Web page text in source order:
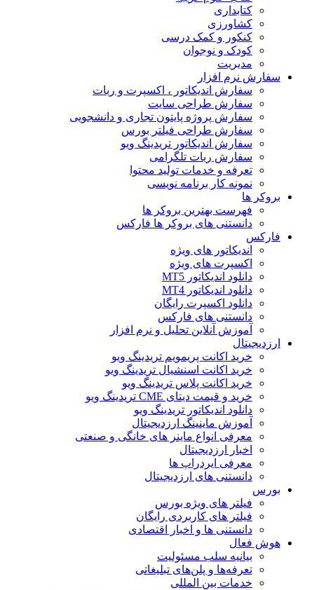
کتابداری
کشاورزی
کنکور و کمک‌ درسی
کودک و نوجوان
مدیریت
سفارش نرم افزار
سفارش اندیکاتور ، اکسپرت و ربات
سفارش طراحی سایت
سفارش پروژه پایتون تجاری و دانشجویی
سفارش طراحی فیلتر بورس
سفارش اندیکاتور تریدینگ ویو
سفارش ربات تلگرامی
تعرفه و خدمات تولید محتوا
نمونه کار برنامه نویسی
بروکر ها
فهرست بهترین بروکر ها
دانستنی های بروکر ها فارکس
فارکس
اندیکاتور های ویژه
اکسپرت های ویژه
دانلود اندیکاتور MT5
دانلود اندیکاتور MT4
دانلود اکسپرت رایگان
دانستنی های فارکس
آموزش آنلاین تحلیل و نرم افزار
ارزدیجیتال
خرید اکانت پریمویم تریدینگ ویو
خرید اکانت اسنشیال تریدینگ ویو
خرید اکانت پلاس تریدینگ ویو
خرید و قیمت دیتای CME تریدینگ ویو
دانلود اندیکاتور تریدینگ ویو
آموزش ماینینگ ارزدیجیتال
معرفی انواع ماینر های خانگی و صنعتی
اخبار ارزدیجیتال
معرفی ایردراپ ها
دانستنی های ارزدیجیتال
بورس
فیلتر های ویژه بورس
فیلتر های کاربردی رایگان
دانستنی ها و اخبار اقتصادی
هوش فعال
بیانیه سلب مسئولیت
تعرفه‌ها و پلن‌های تبلیغاتی
خدمات بین المللی